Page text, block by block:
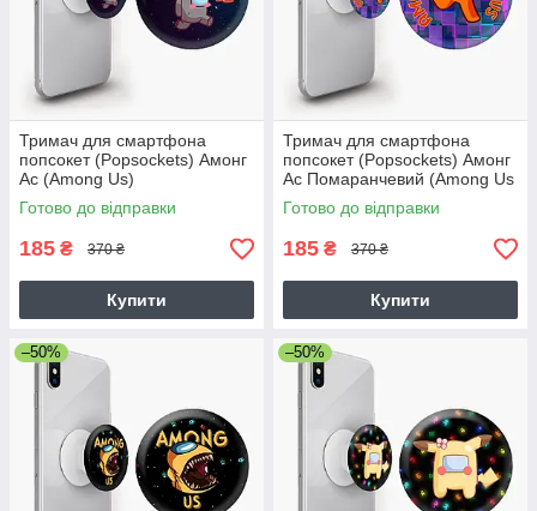
Тримач для смартфона
попсокет (Popsockets) Амонг
Ас (Among Us)
Готово до відправки
185 ₴ 370 ₴
Купити
Тримач для смартфона
попсокет (Popsockets) Амонг
Ас Помаранчевий (Among Us
Orange)
Готово до відправки
185 ₴ 370 ₴
Купити
–50% –50%